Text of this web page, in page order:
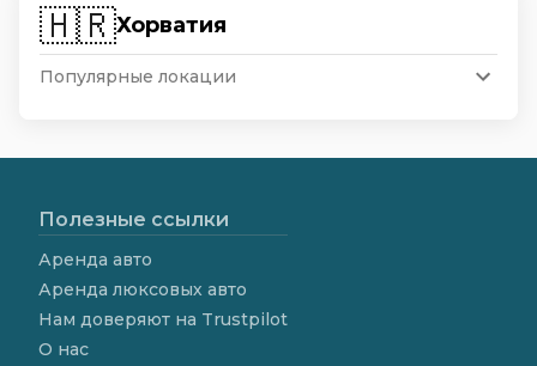
🇭🇷Хорватия
Популярные локации
Полезные ссылки
Аренда авто
Аренда люксовых авто
Нам доверяют на Trustpilot
О нас